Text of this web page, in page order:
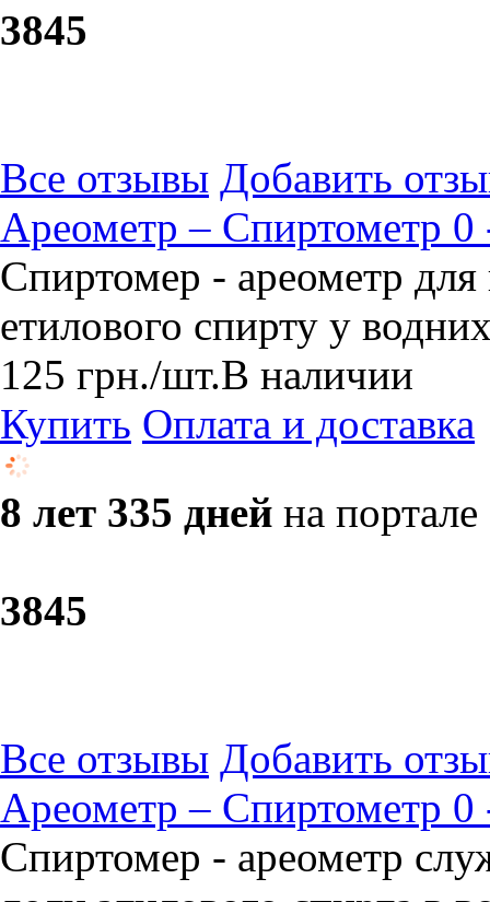
3845
Все отзывы Добавить
Ареометр – Спиртометр 0
Спиртомер - ареометр
етилового спирту у
125 грн./шт.В наличии
Купить Оплата и доставка
8 лет 335 дней на портале
3845
Все отзывы Добавить
Ареометр – Спиртометр 0
Спиртомер - ареометр